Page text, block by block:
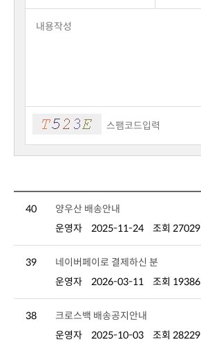
40
양우산 배송안내
운영자
2025-11-24 조회 27029
39
네이버페이로 결제하신 분
운영자
2026-03-11 조회 19386
38
크로스백 배송공지안내
운영자
2025-10-03 조회 28229